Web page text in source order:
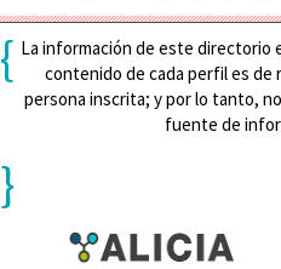
{ La información de este directorio
contenido de cada perfil es de
persona inscrita; y por lo tanto,
fuente de
}